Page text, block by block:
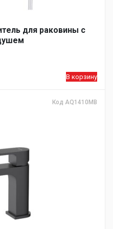
для раковины с
В корзину
Код AQ1410MB